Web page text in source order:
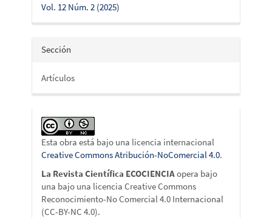
Vol. 12 Núm. 2 (2025)
Sección
Artículos
Esta obra está bajo una licencia internacional
Creative Commons Atribución-NoComercial 4.0.
La Revista Científica ECOCIENCIAopera bajo
una bajo una licencia Creative Commons
Reconocimiento-No Comercial 4.0 Internacional
(CC-BY-NC 4.0).